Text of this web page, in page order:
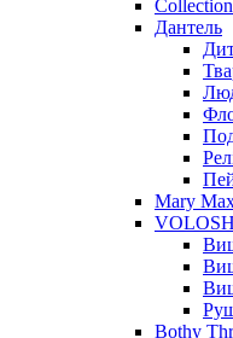
Дантель
Mary
Bothy